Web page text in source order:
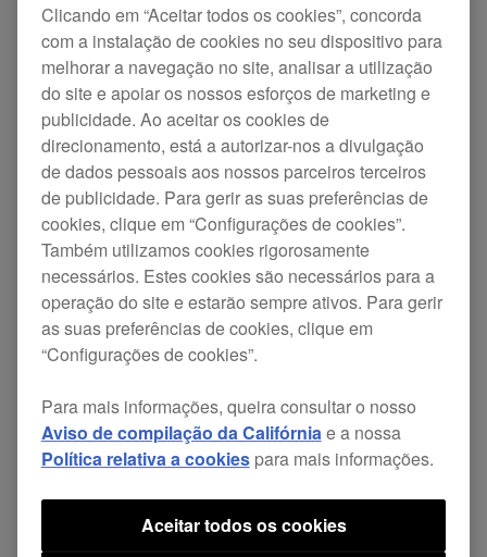
Realizámos uma atualização à nossa aplicação
DJM-RECpara permitir um streaming ao vivo de
alta qualidade em várias plataformas de redes
sociais.
A DJM-REC é uma aplicação para DJ que
permite uma gravação e partilha fáceis de
misturas para uma autopromoção sem esforço ao
mistura da AlphaTheta DJ* através de um cabo
USB. Pode descarregar a aplicação
gratuitamente naApp Storee experimentar as
funcionalidades pagas de forma gratuita durante
Clicando em “Aceitar todos os cookies”, concorda
com a instalação de cookies no seu dispositivo para
melhorar a navegação no site, analisar a utilização
do site e apoiar os nossos esforços de marketing e
publicidade. Ao aceitar os cookies de
direcionamento, está a autorizar-nos a divulgação
de dados pessoais aos nossos parceiros terceiros
de publicidade. Para gerir as suas preferências de
cookies, clique em “Configurações de cookies”.
Também utilizamos cookies rigorosamente
necessários. Estes cookies são necessários para a
operação do site e estarão sempre ativos. Para gerir
as suas preferências de cookies, clique em
“Configurações de cookies”.
Para mais informações, queira consultar o nosso
Aviso de compilação da Califórniae a nossa
Política relativa a cookiespara mais informações.
Aceitar todos os cookies